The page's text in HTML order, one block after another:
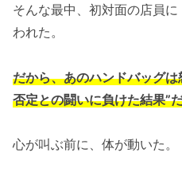
そんな最中、初対面の店員
われた。
だから、あのハンドバッグ
否定との闘いに負けた結果”
心が叫ぶ前に、体が動いた。